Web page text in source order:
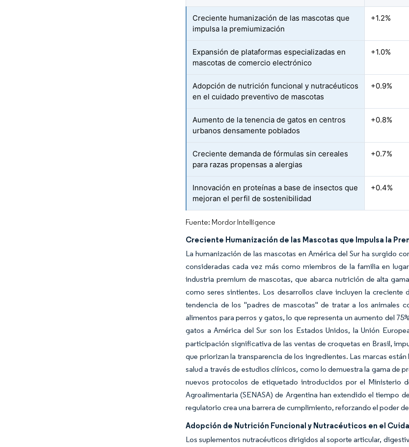
Creciente humanización de las mascotas que
impulsa la premiumización
+1.2%
Expansión de plataformas especializadas en
mascotas de comercio electrónico
+1.0%
Adopción de nutrición funcional y nutracéuticos
en el cuidado preventivo de mascotas
+0.9%
Aumento de la tenencia de gatos en centros
urbanos densamente poblados
+0.8%
Creciente demanda de fórmulas sin cereales
para razas propensas a alergias
+0.7%
Innovación en proteínas a base de insectos que
mejoran el perfil de sostenibilidad
+0.4%
Fuente: Mordor Intelligence
Creciente Humanización de las Mascotas que Impulsa la
La humanización de las mascotas en América del Sur ha surgido
consideradas cada vez más como miembros de la familia en
industria premium de mascotas, que abarca nutrición de alta
como seres sintientes. Los desarrollos clave incluyen la
tendencia de los "padres de mascotas" de tratar a los animales
alimentos para perros y gatos, lo que representa un aumento del
gatos a América del Sur son los Estados Unidos, la Unión
participación significativa de las ventas de croquetas en Brasil,
que priorizan la transparencia de los ingredientes. Las marcas
salud a través de estudios clínicos, como lo demuestra la gama de
nuevos protocolos de etiquetado introducidos por el Ministerio
Agroalimentaria (SENASA) de Argentina han extendido el tiempo
regulatorio crea una barrera de cumplimiento, reforzando el poder
Adopción de Nutrición Funcional y Nutracéuticos en el
Los suplementos nutracéuticos dirigidos al soporte articular,